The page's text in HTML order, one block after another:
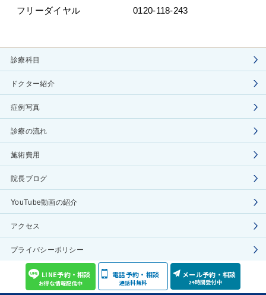
フリーダイヤル 0120-118-243
診療科目
ドクター紹介
症例写真
診療の流れ
施術費用
院長ブログ
YouTube動画の紹介
アクセス
プライバシーポリシー
COPYRIGHT(C) Aoyama Celes Clinic ALL RIGHTS RESERVED
LINE予約・相談
お得な情報配信中
電話予約・相談
通話料無料
メール予約・相談
24時間受付中